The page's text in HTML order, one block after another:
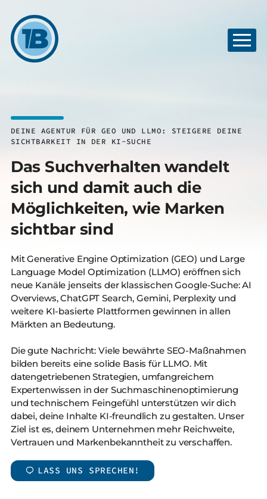
DEINE AGENTUR FÜR GEO UND LLMO: STEIGERE DEINE
SICHTBARKEIT IN DER KI-SUCHE
Das Suchverhalten wandelt
sich und damit auch die
Möglichkeiten, wie Marken
sichtbar sind
Mit Generative Engine Optimization (GEO) und Large
Language Model Optimization (LLMO) eröffnen sich
neue Kanäle jenseits der klassischen Google-Suche: AI
Overviews, ChatGPT Search, Gemini, Perplexity und
weitere KI-basierte Plattformen gewinnen in allen
Märkten an Bedeutung.
Die gute Nachricht: Viele bewährte SEO-Maßnahmen
bilden bereits eine solide Basis für LLMO. Mit
datengetriebenen Strategien, umfangreichem
Expertenwissen in der Suchmaschinenoptimierung
und technischem Feingefühl unterstützen wir dich
dabei, deine Inhalte KI-freundlich zu gestalten. Unser
Ziel ist es, deinem Unternehmen mehr Reichweite,
Vertrauen und Markenbekanntheit zu verschaffen.
LASS UNS SPRECHEN!